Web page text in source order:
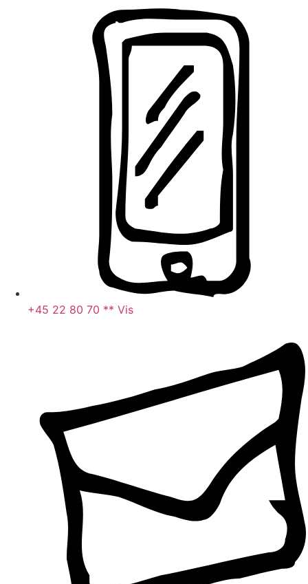
+45 22 80 70 ** Vis